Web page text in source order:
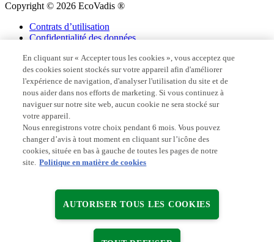
Copyright © 2026 EcoVadis ®
Contrats d’utilisation
Confidentialité des données
Paramètres des cookies
En cliquant sur « Accepter tous les cookies », vous acceptez que
des cookies soient stockés sur votre appareil afin d'améliorer
l'expérience de navigation, d'analyser l'utilisation du site et de
nous aider dans nos efforts de marketing. Si vous continuez à
naviguer sur notre site web, aucun cookie ne sera stocké sur
votre appareil.
Nous enregistrons votre choix pendant 6 mois. Vous pouvez
changer d’avis à tout moment en cliquant sur l’icône des
cookies, située en bas à gauche de toutes les pages de notre
site. Politique en matière de cookies
AUTORISER TOUS LES COOKIES